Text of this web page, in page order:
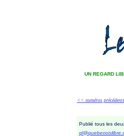
UN REGARD
<< numéros précédents
Publié tous les